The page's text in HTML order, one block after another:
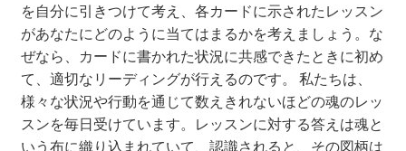
を自分に引きつけて考え、各カードに示されたレッスン
があなたにどのように当てはまるかを考えましょう。な
ぜなら、カードに書かれた状況に共感できたときに初め
て、適切なリーディングが行えるのです。 私たちは、
様々な状況や行動を通じて数えきれないほどの魂のレッ
スンを毎日受けています。レッスンに対する答えは魂と
いう布に織り込まれていて、認識されると、その図柄は